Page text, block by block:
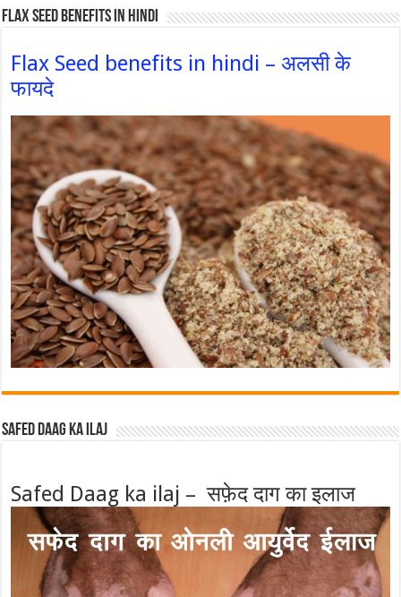
Flax Seed Benefits in hindi
Flax Seed benefits in hindi – अलसी के
फायदे
Safed Daag ka ilaj
Safed Daag ka ilaj – सफ़ेद दाग का इलाज